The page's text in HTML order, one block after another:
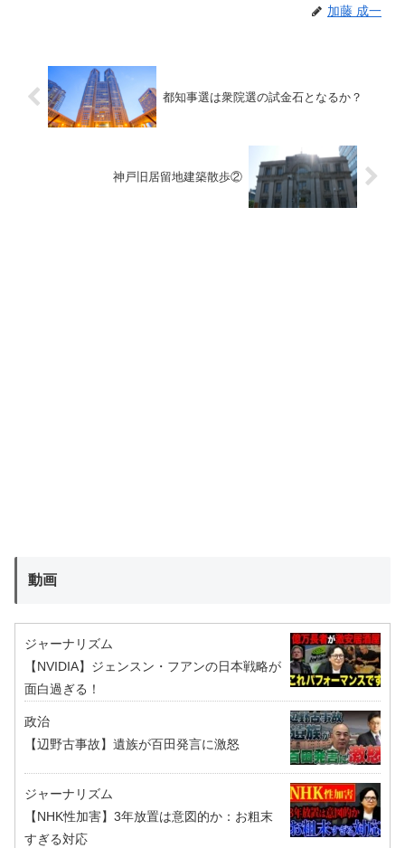
加藤 成一
都知事選は衆院選の試金石となるか？
神戸旧居留地建築散歩②
動画
ジャーナリズム
【NVIDIA】ジェンスン・フアンの日本戦略が
面白過ぎる！
政治
【辺野古事故】遺族が百田発言に激怒
ジャーナリズム
【NHK性加害】3年放置は意図的か：お粗末
すぎる対応